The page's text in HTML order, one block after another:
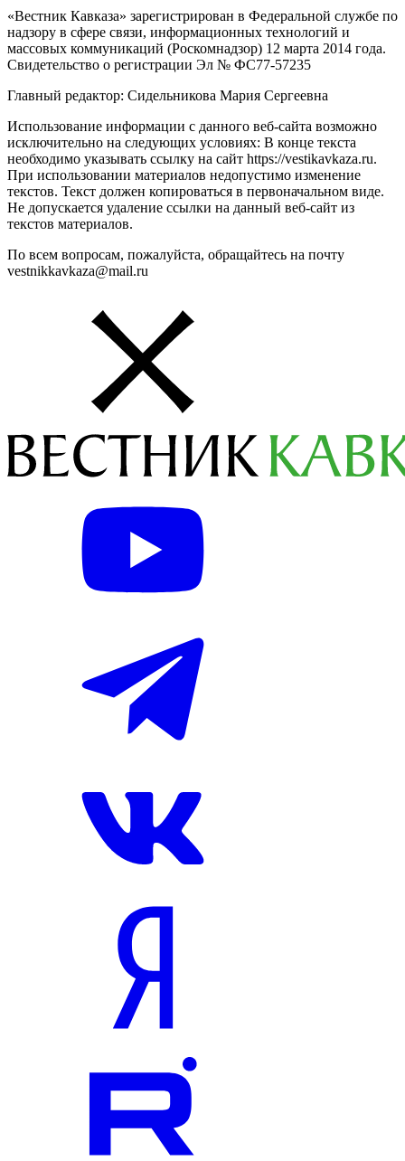
«Вестник Кавказа» зарегистрирован в Федеральной службе по
надзору в сфере связи, информационных технологий и
массовых коммуникаций (Роскомнадзор) 12 марта 2014 года.
Свидетельство о регистрации Эл № ФС77-57235
Главный редактор: Сидельникова Мария Сергеевна
Использование информации с данного веб-сайта возможно
исключительно на следующих условиях: В конце текста
необходимо указывать ссылку на сайт https://vestikavkaza.ru.
При использовании материалов недопустимо изменение
текстов. Текст должен копироваться в первоначальном виде.
Не допускается удаление ссылки на данный веб-сайт из
текстов материалов.
По всем вопросам, пожалуйста, обращайтесь на почту
vestnikkavkaza@mail.ru